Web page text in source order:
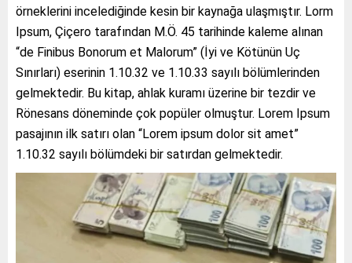
örneklerini incelediğinde kesin bir kaynağa ulaşmıştır. Lorm
Ipsum, Çiçero tarafından M.Ö. 45 tarihinde kaleme alınan
“de Finibus Bonorum et Malorum” (İyi ve Kötünün Uç
Sınırları) eserinin 1.10.32 ve 1.10.33 sayılı bölümlerinden
gelmektedir. Bu kitap, ahlak kuramı üzerine bir tezdir ve
Rönesans döneminde çok popüler olmuştur. Lorem Ipsum
pasajının ilk satırı olan “Lorem ipsum dolor sit amet”
1.10.32 sayılı bölümdeki bir satırdan gelmektedir.